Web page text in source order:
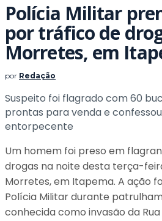
Polícia Militar
por tráfico de
Morretes, em
por Redação
Suspeito foi flagrado com 60
prontas para venda e
entorpecente
Um homem foi preso em
drogas na noite desta terça-
Morretes, em Itapema. A ação
Polícia Militar durante
conhecida como invasão da Rua